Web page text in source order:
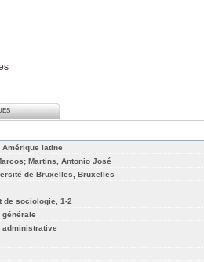
latine
Martins, Antonio José
de Bruxelles, Bruxelles
de sociologie, 1-2